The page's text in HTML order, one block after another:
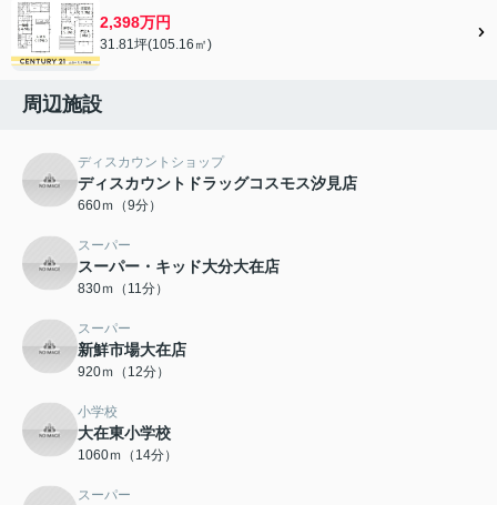
2,398万円
31.81坪(105.16㎡)
周辺施設
ディスカウントショップ
ディスカウントドラッグコスモス汐見店
660ｍ（9分）
スーパー
スーパー・キッド大分大在店
830ｍ（11分）
スーパー
新鮮市場大在店
920ｍ（12分）
小学校
大在東小学校
1060ｍ（14分）
スーパー